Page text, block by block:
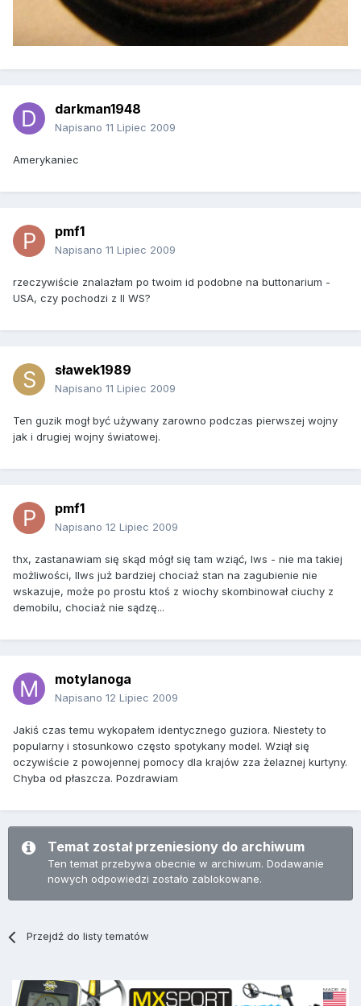
darkman1948
Napisano 11 Lipiec 2009
Amerykaniec
pmf1
Napisano 11 Lipiec 2009
rzeczywiście znalazłam po twoim id podobne na buttonarium -
USA, czy pochodzi z II WS?
sławek1989
Napisano 11 Lipiec 2009
Ten guzik mogł być używany zarowno podczas pierwszej wojny
jak i drugiej wojny światowej.
pmf1
Napisano 12 Lipiec 2009
thx, zastanawiam się skąd mógł się tam wziąć, Iws - nie ma takiej
możliwości, IIws już bardziej chociaż stan na zagubienie nie
wskazuje, może po prostu ktoś z wiochy skombinował ciuchy z
demobilu, chociaż nie sądzę...
motylanoga
Napisano 12 Lipiec 2009
Jakiś czas temu wykopałem identycznego guziora. Niestety to
popularny i stosunkowo często spotykany model. Wziął się
oczywiście z powojennej pomocy dla krajów zza żelaznej kurtyny.
Chyba od płaszcza. Pozdrawiam
Temat został przeniesiony do archiwum
Ten temat przebywa obecnie w archiwum. Dodawanie
nowych odpowiedzi zostało zablokowane.
Przejdź do listy tematów